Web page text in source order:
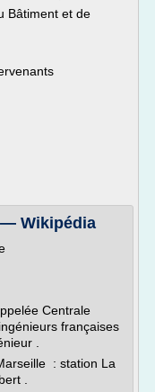
Bâtiment et de
— Wikipédia
Centrale
françaises
.
: station La
.